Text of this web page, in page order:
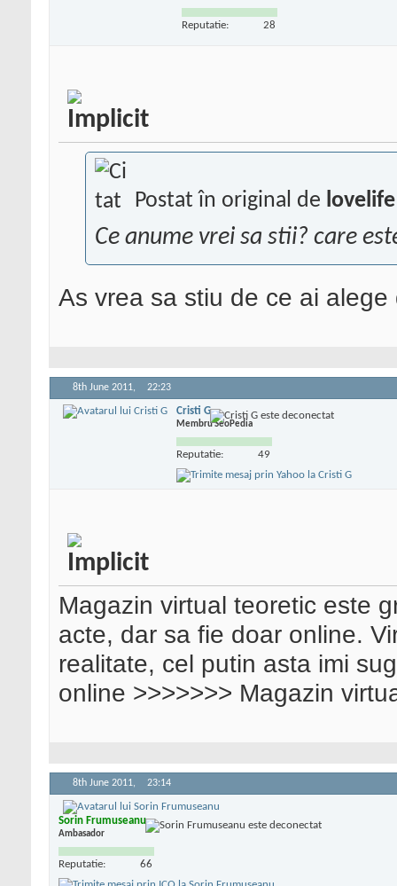
Reputatie: 28
Postat în original de lovelife
Ce anume vrei sa stii? care
As vrea sa stiu de ce ai
8th June 2011, 22:23
Cristi G
Membru SeoPedia
Reputatie: 49
Magazin virtual teoretic este
acte, dar sa fie doar online.
realitate, cel putin asta imi
online >>>>>>> Magazin
8th June 2011, 23:14
Sorin Frumuseanu
Ambasador
Reputatie: 66